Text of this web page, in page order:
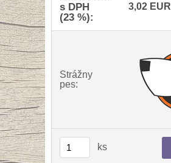
s DPH
(23 %):
3,02 EUR
Strážny
pes:
ks